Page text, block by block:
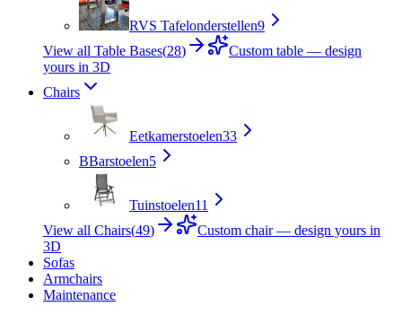
RVS Tafelonderstellen9
View all Table Bases(28)
Custom table — design
yours in 3D
Chairs
Eetkamerstoelen33
BBarstoelen5
Tuinstoelen11
View all Chairs(49)
Custom chair — design yours in
3D
Sofas
Armchairs
Maintenance